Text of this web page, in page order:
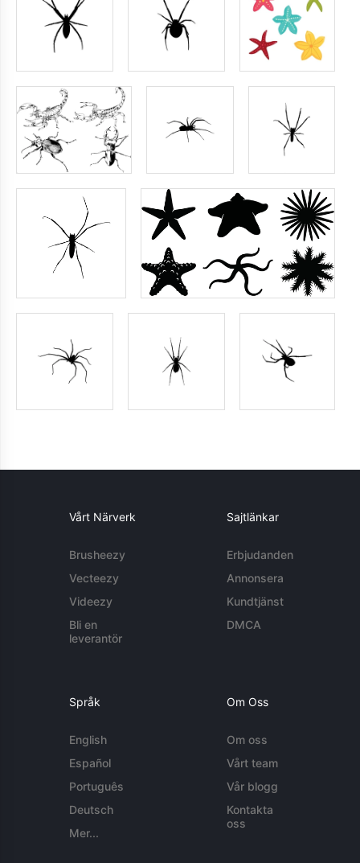
Vårt Närverk
Brusheezy
Vecteezy
Videezy
Bli en
leverantör
Sajtlänkar
Erbjudanden
Annonsera
Kundtjänst
DMCA
Språk
English
Español
Português
Deutsch
Mer...
Om Oss
Om oss
Vårt team
Vår blogg
Kontakta
oss